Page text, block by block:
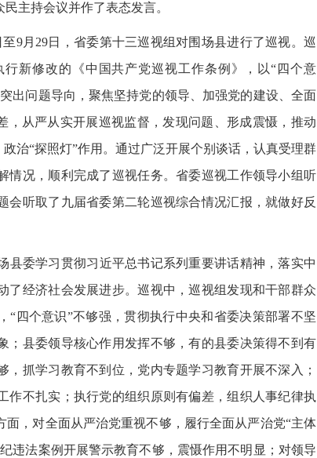
主持会议并作了表态发言。
9月29日，省委第十三巡视组对围场县进行了巡视。巡
新修改的《中国共产党巡视工作条例》，以“四个意
出问题导向，聚焦坚持党的领导、加强党的建设、全面
，从严从实开展巡视监督，发现问题、形成震慑，推动
治“探照灯”作用。通过广泛开展个别谈话，认真受理群
情况，顺利完成了巡视任务。省委巡视工作领导小组听
会听取了九届省委第二轮巡视综合情况汇报，就做好反
委学习贯彻习近平总书记系列重要讲话精神，落实中
了经济社会发展进步。巡视中，巡视组发现和干部群众
“四个意识”不够强，贯彻执行中央和省委决策部署不坚
；县委领导核心作用发挥不够，有的县委决策得不到有
抓学习教育不到位，党内专题学习教育开展不深入；
作不扎实；执行党的组织原则有偏差，组织人事纪律执
，对全面从严治党重视不够，履行全面从严治党“主体
违法案例开展警示教育不够，震慑作用不明显；对领导